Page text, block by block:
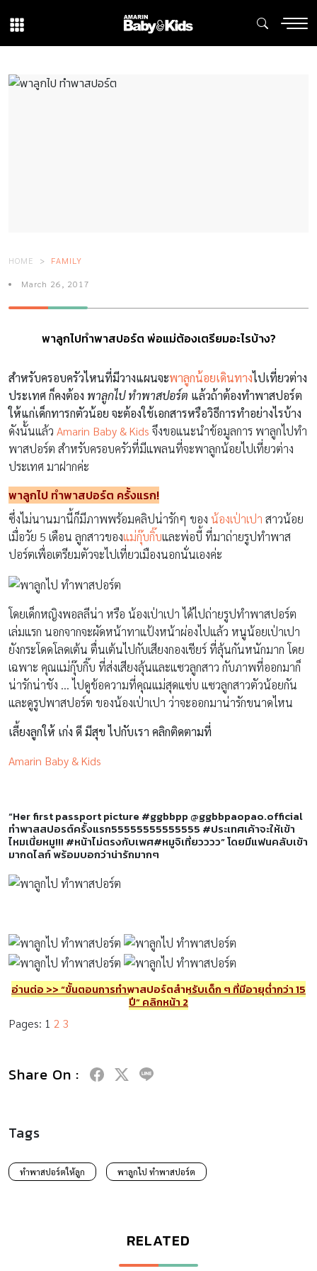
HOME FAMILY
March 26, 2017
พาลูกไปทําพาสปอร์ต พ่อแม่ต้องเตรียมอะไรบ้าง?
สำหรับครอบครัวไหนที่มีวางแผนจะพาลูกน้อยเดินทางไปเที่ยวต่าง
ประเทศ ก็คงต้อง พาลูกไป ทำพาสปอร์ต แล้วถ้าต้องทําพาสปอร์ต
ให้แก่เด็กทารกตัวน้อย จะต้องใช้เอกสารหรือวิธีการทำอย่างไรบ้าง
ดังนั้นแล้ว Amarin Baby & Kids จึงขอแนะนำข้อมูลการ พาลูกไปทํา
พาสปอร์ต สำหรับครอบครัวที่มีแพลนที่จะพาลูกน้อยไปเที่ยวต่าง
ประเทศ มาฝากค่ะ
พาลูกไป ทําพาสปอร์ต ครั้งแรก!
ซึ่งไม่นานมานี้ก็มีภาพพร้อมคลิปน่ารักๆ ของ น้องเป่าเปา สาวน้อย
เมื่อวัย 5 เดือน ลูกสาวของแม่กุ๊บกิ๊บและพ่อบี้ ที่มาถ่ายรูปทำพาส
ปอร์ตเพื่อเตรียมตัวจะไปเที่ยวเมืองนอกนั่นเองค่ะ
โดยเด็กหญิงพอลลีน่า หรือ น้องเป่าเปา ได้ไปถ่ายรูปทำพาสปอร์ต
เล่มแรก นอกจากจะผัดหน้าทาแป้งหน้าผ่องไปแล้ว หนูน้อยเป่าเปา
ยังกระโดดโลดเต้น ตื่นเต้นไปกับเสียงกองเชียร์ ที่ลุ้นกันหนักมาก โดย
เฉพาะ คุณแม่กุ๊บกิ๊บ ที่ส่งเสียงลุ้นและแซวลูกสาว กับภาพที่ออกมาก็
น่ารักน่าชัง … ไปดูข้อความที่คุณแม่สุดแซ่บ แซวลูกสาวตัวน้อยกัน
และดูรูปพาสปอร์ต ของน้องเป่าเปา ว่าจะออกมาน่ารักขนาดไหน
เลี้ยงลูกให้ เก่ง ดี มีสุข ไปกับเรา คลิกติดตามที่
Amarin Baby & Kids
“Her first passport picture #ggbbpp @ggbbpaopao.official
ทำพาสสปอรต์ครั้งแรก55555555555555 #ประเทศเค้าจะให้เข้า
ไหมเนี่ยหมู!!! #หน้าไม่ตรงกับเพศ#หมูจิเที่ยวววว” โดยมีแฟนคลับเข้า
มากดไลก์ พร้อมบอกว่าน่ารักมากๆ
อ่านต่อ >>“ขั้นตอนการทำพาสปอร์ตสำหรับเด็ก ๆ ที่มีอายุต่ำกว่า 15
ปี” คลิกหน้า 2
Pages: 1 2 3
Share On :
Tags
ทําพาสปอร์ตให้ลูก พาลูกไป ทําพาสปอร์ต
RELATED